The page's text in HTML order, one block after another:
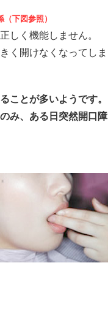
下図参照）
しく機能しません。
く開けなくなってしま
ことが多いようです。
み、ある日突然開口障